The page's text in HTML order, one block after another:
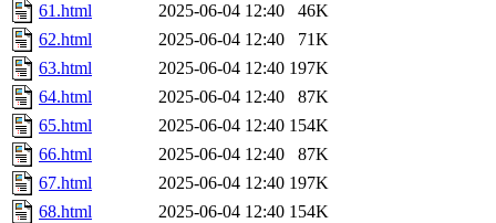
61.html
2025-06-04 12:40
46K
62.html
2025-06-04 12:40
71K
63.html
2025-06-04 12:40 197K
64.html
2025-06-04 12:40
87K
65.html
2025-06-04 12:40 154K
66.html
2025-06-04 12:40
87K
67.html
2025-06-04 12:40 197K
68.html
2025-06-04 12:40 154K